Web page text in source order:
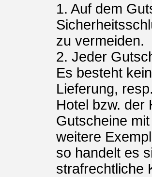
1. Auf dem
zu vermeiden.
2. Jeder
Es besteht
Lieferung,
Hotel bzw. der
Gutscheine
weitere
so handelt es
strafrechtliche